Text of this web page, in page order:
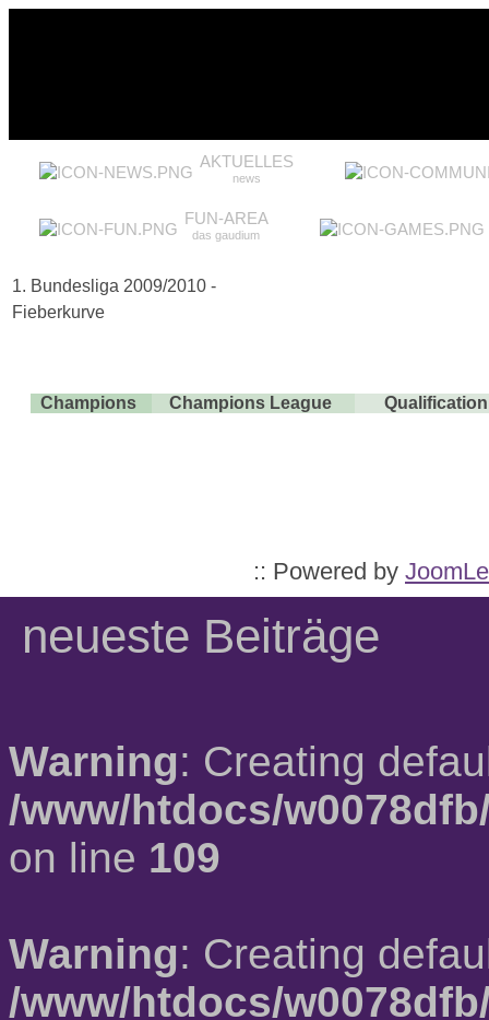
AKTUELLES
news
FUN-AREA
das gaudium
1. Bundesliga 2009/2010 -
Fieberkurve
Champions Champions League
:: Powered by
neueste Beiträge
Warning: Creating
/www/htdocs/
on line 109
Warning: Creating
/www/htdocs/